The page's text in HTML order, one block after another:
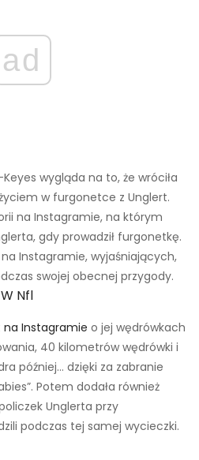
ad
wygląda na to, że wróciła
w furgonetce z Unglert.
na Instagramie, na którym
gdy prowadził furgonetkę.
Instagramie, wyjaśniających,
swojej obecnej przygody.
Nfl
na Instagramie o jej wędrówkach
40 kilometrów wędrówki i
później… dzięki za zabranie
Potem dodała również
Unglerta przy
podczas tej samej wycieczki.